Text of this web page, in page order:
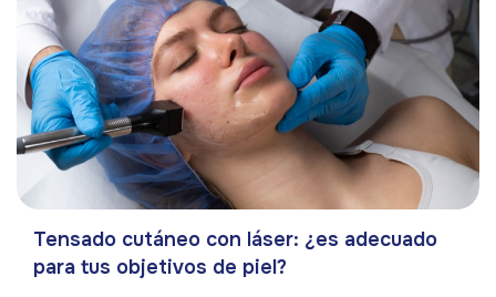
Tensado cutáneo con láser: ¿es adecuado
para tus objetivos de piel?